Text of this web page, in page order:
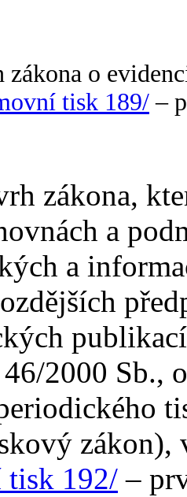
o
tisk 189/–
zákona,
a
a
2000 Sb.,
zákon),
tisk 192/ –